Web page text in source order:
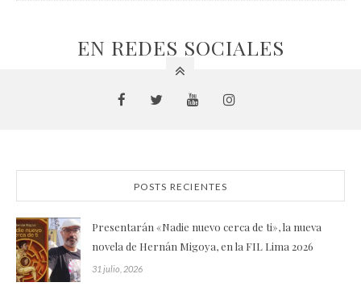
EN REDES SOCIALES
POSTS RECIENTES
Presentarán «Nadie nuevo cerca de ti», la nueva
novela de Hernán Migoya, en la FIL Lima 2026
31 julio, 2026